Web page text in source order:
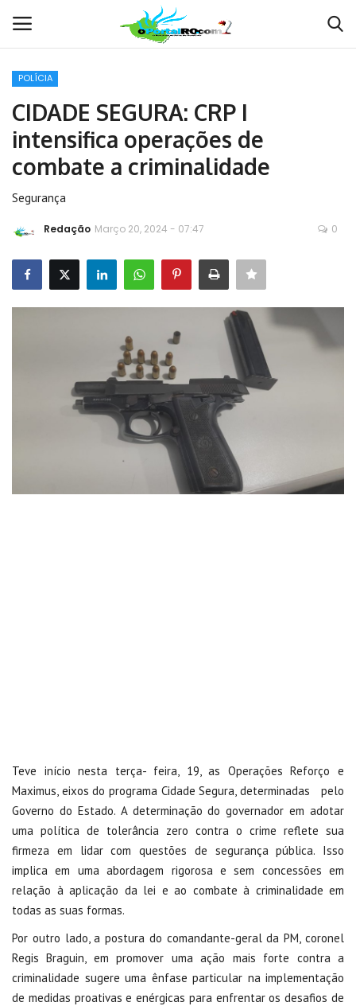
Home
Contato
MUNDO
BRASIL
POLÍCIA
CIDADE SEGURA: CRP I
intensifica operações de
combate a criminalidade
Segurança
Redação Março 20, 2024 - 07:47 0
Teve início nesta terça- feira, 19, as Operações Reforço e
Maximus, eixos do programa Cidade Segura, determinadas
pelo
Governo do Estado. A determinação do governador em adotar
uma política de tolerância zero contra o crime reflete sua
firmeza em lidar com questões de segurança pública. Isso
implica em uma abordagem rigorosa e sem concessões em
relação à aplicação da lei e ao combate à criminalidade em
todas as suas formas.
Por outro lado, a postura do comandante-geral da PM, coronel
Regis Braguin, em promover uma ação mais forte contra a
criminalidade sugere uma ênfase particular na implementação
de medidas proativas e enérgicas para enfrentar os desafios de